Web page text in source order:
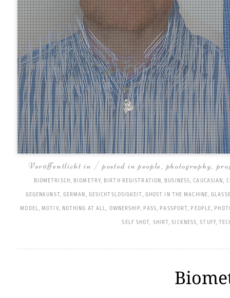
Veröffentlicht in / posted in people, photography,
BIOMETRISCH, BIOMETRY, BIRTH REGISTRATION, BUSINESS,CAUCASIAN,
GEGENKUNST, GERMAN , GESICHTSLOSIGKEIT, GHOST IN THE MACHINE,
MODEL, MOTIV, NOTHING AT ALL, OWNERSHIP, PASS, PASSPORT, PEOPLE,
SELF SHOT, SHIRT,SICKNESS,STUFF,